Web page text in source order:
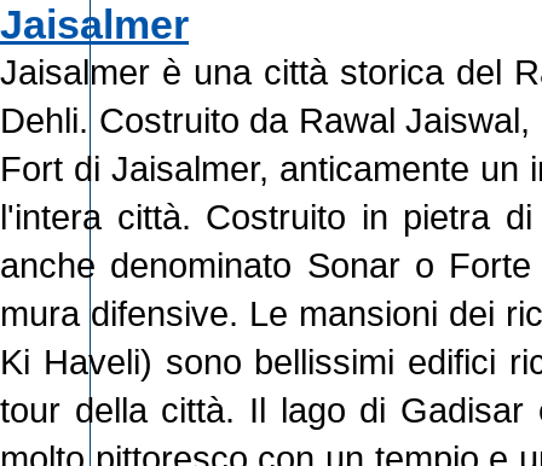
Jaisalmer
Jaisalmer è una città storica del
Dehli. Costruito da Rawal
Fort di Jaisalmer, anticamente un
l'intera città. Costruito in pietra
anche denominato Sonar o
mura difensive. Le mansioni dei
Ki Haveli) sono bellissimi edifici
tour della città. Il lago di